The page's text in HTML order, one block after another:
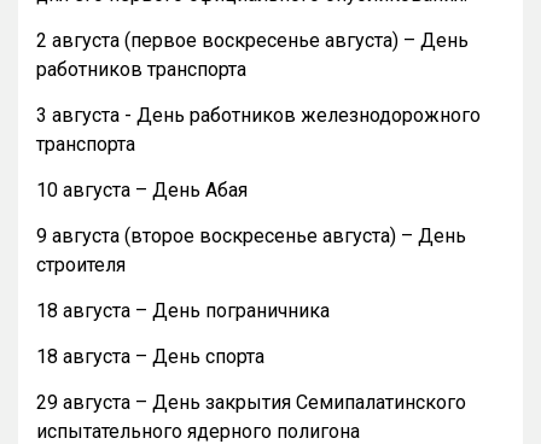
2 августа (первое воскресенье августа) – День
работников транспорта
3 августа - День работников железнодорожного
транспорта
10 августа – День Абая
9 августа (второе воскресенье августа) – День
строителя
18 августа – День пограничника
18 августа – День спорта
29 августа – День закрытия Семипалатинского
испытательного ядерного полигона